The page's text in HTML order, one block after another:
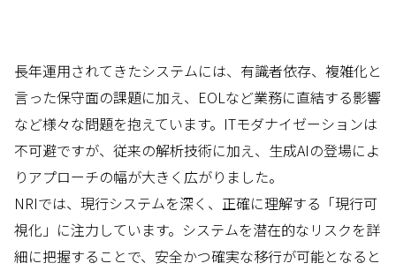
長年運用されてきたシステムには、有識者依存、複雑化と
言った保守面の課題に加え、EOLなど業務に直結する影響
など様々な問題を抱えています。ITモダナイゼーションは
不可避ですが、従来の解析技術に加え、生成AIの登場によ
りアプローチの幅が大きく広がりました。
NRIでは、現行システムを深く、正確に理解する「現行可
視化」に注力しています。システムを潜在的なリスクを詳
細に把握することで、安全かつ確実な移行が可能となると